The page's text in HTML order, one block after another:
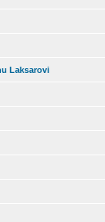
Laksarovi